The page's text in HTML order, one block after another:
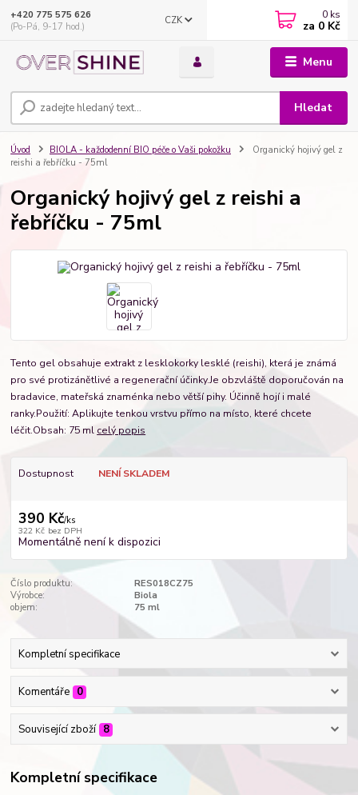
Menu
CZK
Hledat
+420 775 575 626
(Po-Pá, 9-17 hod.)
0 ks
za 0 Kč
Úvod BIOLA - každodenní BIO péče o Vaši pokožku
Organický hojivý gel z
reishi a řebříčku - 75ml
Organický hojivý gel z reishi a
řebříčku - 75ml
Tento gel obsahuje extrakt z lesklokorky lesklé (reishi), která je známá
pro své protizánětlivé a regenerační účinky.Je obzvláště doporučován na
bradavice, mateřská znaménka nebo větší pihy. Účinně hojí i malé
ranky.Použití: Aplikujte tenkou vrstvu přímo na místo, které chcete
léčit.Obsah: 75 ml celý popis
Dostupnost NENÍ SKLADEM
390 Kč/ks
322 Kč bez DPH
Momentálně není k dispozici
Číslo produktu:
RES018CZ75
Výrobce:
Biola
objem:
75 ml
Kompletní specifikace
Komentáře 0
Související zboží 8
Kompletní specifikace